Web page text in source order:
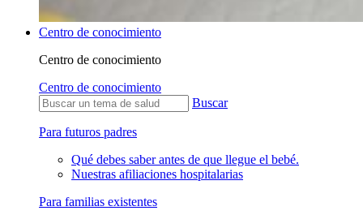
Centro de conocimiento
Centro de conocimiento
Centro de conocimiento
Buscar
Para futuros padres
Qué debes saber antes de que llegue el bebé.
Nuestras afiliaciones hospitalarias
Para familias existentes